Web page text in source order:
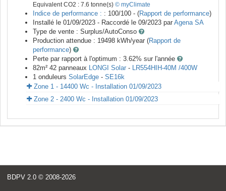
Equivalent CO2 : 7.6 tonne(s) © myClimate
Indice de performance : : 100/100 - (Rapport de performance)
Installé le 01/09/2023 - Raccordé le 09/2023 par Agena SA
Type de vente : Surplus/AutoConso
Production attendue : 19498 kWh/year (Rapport de
performance)
Perte par rapport à l'optimum : 3.62% sur l'année
82m² 42 panneaux LONGI Solar - LR554HIH-40M /400W
1 onduleurs SolarEdge - SE16k
Zone 1 - 14400 Wc - Installation 01/09/2023
Zone 2 - 2400 Wc - Installation 01/09/2023
BDPV 2.0 © 2008-2026